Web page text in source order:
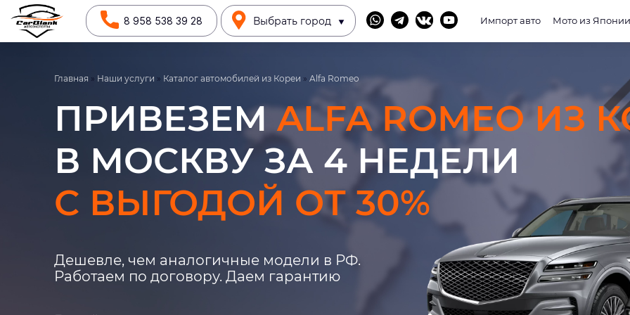
8 958 538 39 28 Выбрать город Импорт авто Мото из Японии
Главная » Наши услуги » Каталог автомобилей из Кореи » Alfa Romeo
ПРИВЕЗЕМALFA ROMEO ИЗ
В МОСКВУ ЗА 4 НЕДЕЛИ
С ВЫГОДОЙ ОТ 30%
Дешевле, чем аналогичные модели в РФ.
Работаем по договору. Даем гарантию